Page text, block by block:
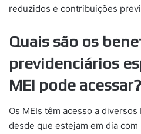
reduzidos e contribuições
Quais são os
previdenciários
MEI pode acessar?
Os MEIs têm acesso a
desde que estejam em dia